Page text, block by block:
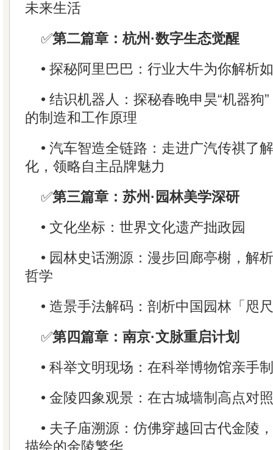
未来生活
✅第二篇章：杭州·数字生态觉醒
• 探秘阿里巴巴：行业大牛为你解析
• 结识机器人：探秘春晚申昊“机器狗
的制造和工作原理
• 汽车智造全链路：走进广汽传祺了
化，领略自主品牌魅力
✅第三篇章：苏州·园林美学深研
• 文化坐标：世界文化遗产拙政园
• 园林史话溯源：漫步回廊亭榭，解
哲学
• 造景手法解码：剖析中国园林「咫
✅第四篇章：南京·文脉重启计划
• 科举文明现场：在科举博物馆亲手
• 金陵四象观景：在古城墙制高点对
• 夫子庙溯源：仿佛穿越回古代金陵
描绘的金陵繁华